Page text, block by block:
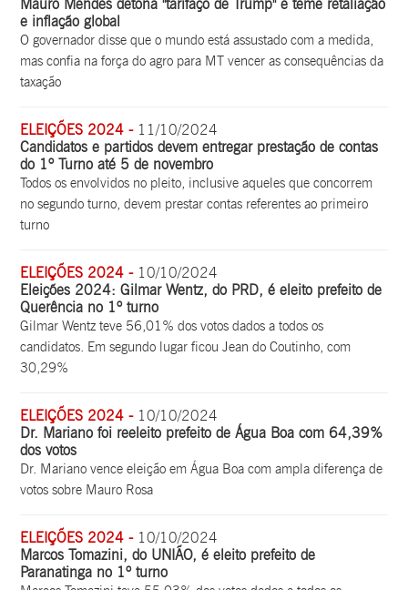
Mauro Mendes detona "tarifaço de Trump" e teme retaliação
e inflação global
O governador disse que o mundo está assustado com a medida,
mas confia na força do agro para MT vencer as consequências da
taxação
ELEIÇÕES 2024 - 11/10/2024
Candidatos e partidos devem entregar prestação de contas
do 1º Turno até 5 de novembro
Todos os envolvidos no pleito, inclusive aqueles que concorrem
no segundo turno, devem prestar contas referentes ao primeiro
turno
ELEIÇÕES 2024 - 10/10/2024
Eleições 2024: Gilmar Wentz, do PRD, é eleito prefeito de
Querência no 1º turno
Gilmar Wentz teve 56,01% dos votos dados a todos os
candidatos. Em segundo lugar ficou Jean do Coutinho, com
30,29%
ELEIÇÕES 2024 - 10/10/2024
Dr. Mariano foi reeleito prefeito de Água Boa com 64,39%
dos votos
Dr. Mariano vence eleição em Água Boa com ampla diferença de
votos sobre Mauro Rosa
ELEIÇÕES 2024 - 10/10/2024
Marcos Tomazini, do UNIÃO, é eleito prefeito de
Paranatinga no 1º turno